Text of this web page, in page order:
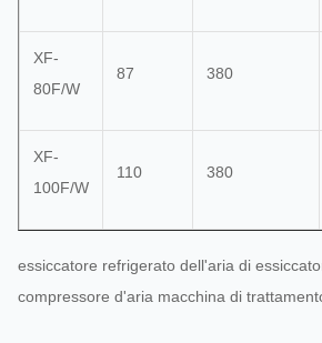
XF-
80F/W
87 380
XF-
100F/W
110 380
essiccatore refrigerato dell'aria di
compressore d'aria macchina di